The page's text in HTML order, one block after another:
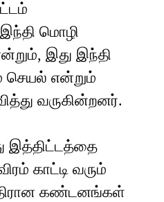
மொழி
இது இந்தி
செயல் என்றும்
வருகின்றனர்.
இத்திட்டத்தை
காட்டி வரும்
கண்டனங்கள்